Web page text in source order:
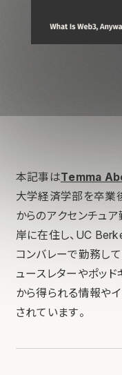
本記事はTemma
大学経済学部を卒業
からのアクセンチュ
岸に在住し、UC
コンバレーで勤務し
ュースレターやポッド
から得られる情報や
されています。